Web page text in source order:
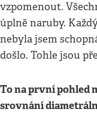
vzpomenout.
úplně naruby.
nebyla jsem
došlo. Tohle jsou
To na první pohled
srovnání